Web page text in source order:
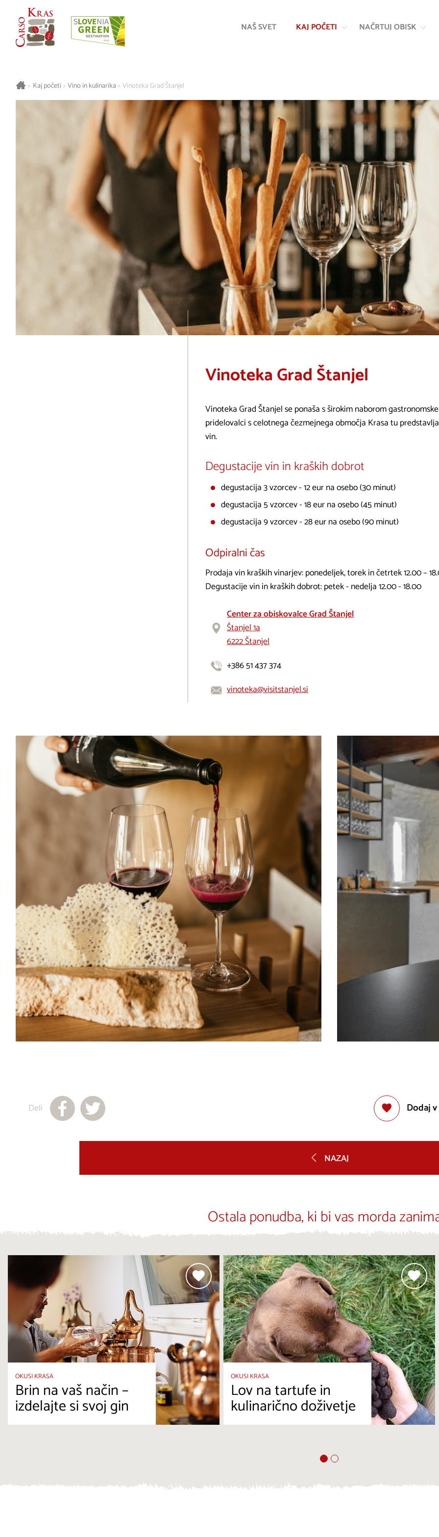
vsebino
NAŠ SVET KAJ POČETI NAČRTUJ OBISK
> Kaj početi > Vino in kulinarika > Vinoteka Grad Štanjel
Vinoteka Grad Štanjel
Vinoteka Grad Štanjel se ponaša s širokim naborom
pridelovalci s celotnega čezmejnega območja Krasa tu
vin.
Degustacije vin in kraških dobrot
degustacija 3 vzorcev - 12 eur na osebo (30 minut)
degustacija 5 vzorcev - 18 eur na osebo (45 minut)
degustacija 9 vzorcev - 28 eur na osebo (90 minut)
Odpiralni čas
Prodaja vin kraških vinarjev: ponedeljek, torek in četrtek 12.00 –
Degustacije vin in kraških dobrot: petek - nedelja 12.00 - 18.00
Center za obiskovalce Grad Štanjel
Štanjel 1a
6222 Štanjel
+386 51 437 374
vinoteka@visitstanjel.si
Dodaj
Deli
NAZAJ
Ostala ponudba, ki bi vas morda
OKUSI KRASA
Brin na vaš način –
izdelajte si svoj gin
OKUSI KRASA
Lov na tartufe in
kulinarično doživetje